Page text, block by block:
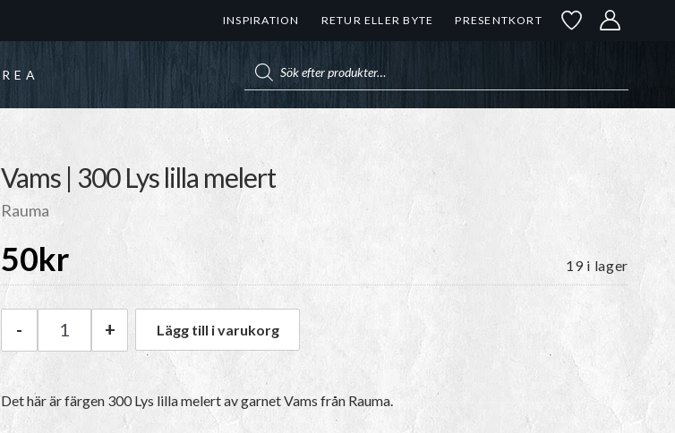
INSPIRATION RETUR ELLER BYTE PRESENTKORT
REA
Vams | 300 Lys lilla melert
Rauma
50kr 19 i lager
Rauma Vams | 300 Lys lilla melert mängd
- + Lägg till i varukorg
Det här är färgen 300 Lys lilla melert av garnetVams från Rauma.